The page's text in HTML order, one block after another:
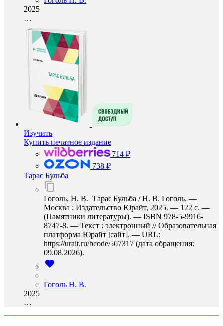
2025
…
Изучить
Купить печатное издание
714 ₽
738 ₽
Тарас Бульба
Гоголь, Н. В. Тарас Бульба / Н. В. Гоголь. —
Москва : Издательство Юрайт, 2025. — 122 с. —
(Памятники литературы). — ISBN 978-5-9916-
8747-8. — Текст : электронный // Образовательная
платформа Юрайт [сайт]. — URL:
https://urait.ru/bcode/567317 (дата обращения:
09.08.2026).
Гоголь Н. В.
2025
…